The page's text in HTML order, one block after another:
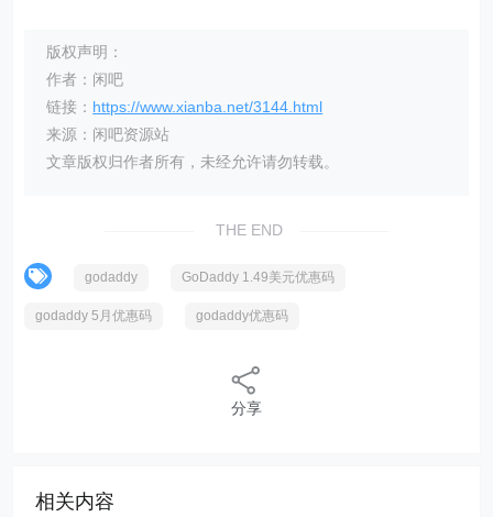
版权声明：
作者：闲吧
链接： https://www.xianba.net/3144.html
来源：闲吧资源站
文章版权归作者所有，未经允许请勿转载。
THE END
godaddy GoDaddy 1.49美元优惠码
godaddy 5月优惠码 godaddy优惠码
分享
相关内容